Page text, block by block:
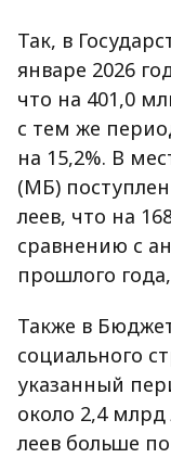
Так, в
январе 2026
что на 401,0
с тем же
на 15,2%. В
(МБ)
леев, что на
сравнению с
прошлого
Также в
социального
указанный
около 2,4 млрд
леев больше